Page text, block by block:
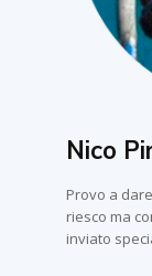
Nico
Provo a
riesco ma
inviato